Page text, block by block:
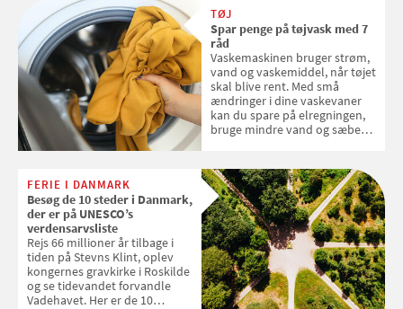
TØJ
Spar penge på tøjvask med 7
råd
Vaskemaskinen bruger strøm,
vand og vaskemiddel, når tøjet
skal blive rent. Med små
ændringer i dine vaskevaner
kan du spare på elregningen,
bruge mindre vand og sæbe
enkle råd til at spare penge på
tøjvasken
FERIE I DANMARK
Besøg de 10 steder i Danmark,
der er på UNESCO’s
verdensarvsliste
Rejs 66 millioner år tilbage i
tiden på Stevns Klint, oplev
kongernes gravkirke i Roskilde
og se tidevandet forvandle
Vadehavet. Her er de 10